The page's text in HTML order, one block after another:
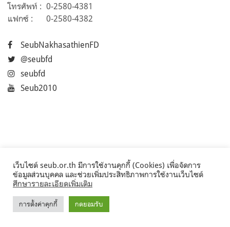
โทรศัพท์ : 0-2580-4381
แฟกซ์ :
0-2580-4382
SeubNakhasathienFD
@seubfd
seubfd
Seub2010
©2017 Seub.or.th
เว็บไซต์ seub.or.th มีการใช้งานคุกกี้ (Cookies) เพื่อจัดการ
ข้อมูลส่วนบุคคล และช่วยเพิ่มประสิทธิภาพการใช้งานเว็บไซต์
ศึกษารายละเอียดเพิ่มเติม
การตั้งค่าคุกกี้ กดยอมรับ